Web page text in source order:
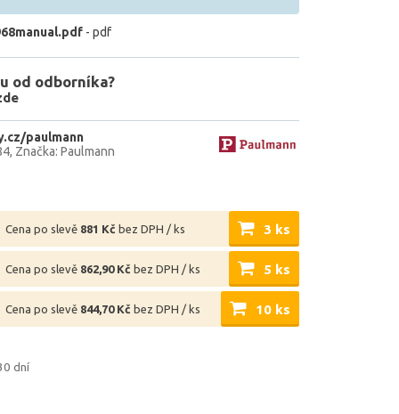
- pdf
od odborníka?
paulmann
Značka: Paulmann
Cena po slevě 881 Kč bez DPH / ks 3 ks
Cena po slevě 862,90 Kč bez DPH / ks 5 ks
Cena po slevě 844,70 Kč bez DPH / ks 10 ks
dní